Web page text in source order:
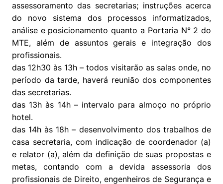
assessoramento das secretarias; instruções acerca
do novo sistema dos processos informatizados,
análise e posicionamento quanto a Portaria N° 2 do
MTE, além de assuntos gerais e integração dos
profissionais.
das 12h30 às 13h – todos visitarão as salas onde, no
período da tarde, haverá reunião dos componentes
das secretarias.
das 13h às 14h – intervalo para almoço no próprio
hotel.
das 14h às 18h – desenvolvimento dos trabalhos de
casa secretaria, com indicação de coordenador (a)
e relator (a), além da definição de suas propostas e
metas, contando com a devida assessoria dos
profissionais de Direito, engenheiros de Segurança e